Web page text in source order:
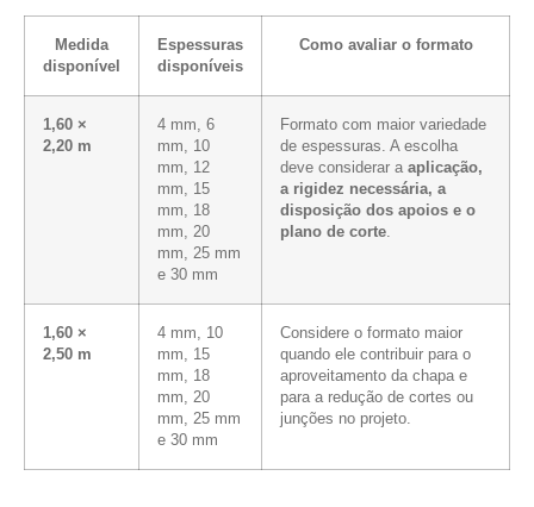
Medida
disponível
Espessuras
disponíveis
Como avaliar o formato
1,60 ×
2,20 m
4 mm, 6
mm, 10
mm, 12
mm, 15
mm, 18
mm, 20
mm, 25 mm
e 30 mm
Formato com maior variedade
de espessuras. A escolha
deve considerar a aplicação,
a rigidez necessária, a
disposição dos apoios e o
plano de corte.
1,60 ×
2,50 m
4 mm, 10
mm, 15
mm, 18
mm, 20
mm, 25 mm
e 30 mm
Considere o formato maior
quando ele contribuir para o
aproveitamento da chapa e
para a redução de cortes ou
junções no projeto.